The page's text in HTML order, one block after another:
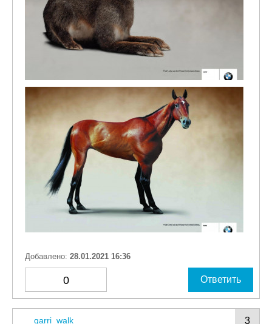
Добавлено: 28.01.2021 16:36
0 Ответить
3
garri_walk